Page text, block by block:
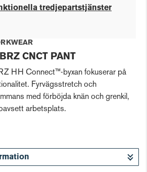
tredjepartstjänster
CNCT PANT
HH Connect™-byxan fokuserar på
Fyrvägsstretch och
med förböjda knän och grenkil,
arbetsplats.